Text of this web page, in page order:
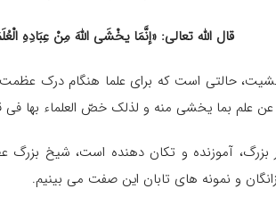
قال الله تعالى: «إنَّمَا یخْشَى اللهَ مِنْ عِبَادِهِ
حالتی است که برای علما هنگام درک
علم بما یخشی منه و لذلک خصّ العلماء بها فی
آموزنده و تکان دهنده است، شیخ بزرگ
و نمونه های تابان این صفت می بینیم.